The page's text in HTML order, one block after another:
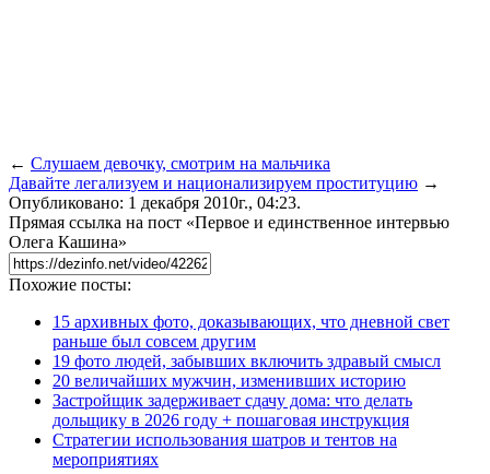
← Слушаем девочку, смотрим на мальчика
Давайте легализуем и национализируем проституцию →
Опубликовано: 1 декабря 2010г., 04:23.
Прямая ссылка на пост «Первое и единственное интервью
Олега Кашина»
Похожие посты:
15 архивных фото, доказывающих, что дневной свет
раньше был совсем другим
19 фото людей, забывших включить здравый смысл
20 величайших мужчин, изменивших историю
Застройщик задерживает сдачу дома: что делать
дольщику в 2026 году + пошаговая инструкция
Стратегии использования шатров и тентов на
мероприятиях